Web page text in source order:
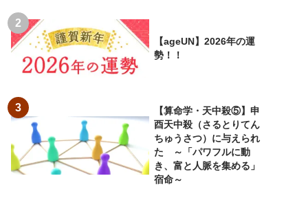
【ageUN】2026年の運
勢！！
【算命学・天中殺⑤】申
酉天中殺（さるとりてん
ちゅうさつ）に与えられ
た ～「パワフルに動
き、富と人脈を集める」
宿命～